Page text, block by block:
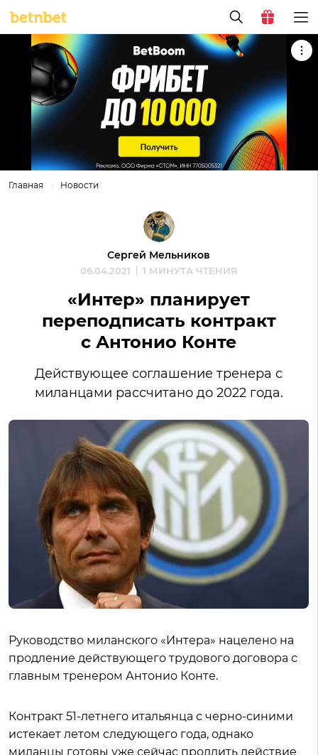
Главная Новости
Сергей Мельников
06.04.2021 1 МИНУТА ЧТЕНИЯ
«Интер» планирует
переподписать контракт
с Антонио Конте
Действующее соглашение тренера с
миланцами рассчитано до 2022 года.
Руководство миланского «Интера» нацелено на
продление действующего трудового договора с
главным тренером Антонио Конте.
Контракт 51-летнего итальянца с черно-синими
истекает летом следующего года, однако
миланцы готовы уже сейчас продлить действие